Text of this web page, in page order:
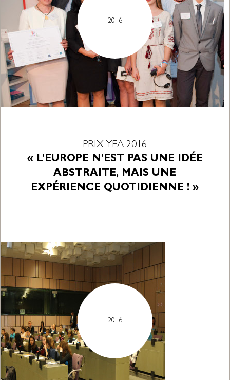
2016
PRIX YEA 2016
« L’EUROPE N’EST PAS UNE IDÉE
ABSTRAITE, MAIS UNE
EXPÉRIENCE QUOTIDIENNE ! »
2016